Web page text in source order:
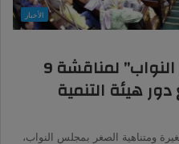
الأخبار
4 اجتماعات لـ”مشروعات النواب” لمناقشة 9
هيئة التنمية
ومتناهية الصغر بمجلس النواب،